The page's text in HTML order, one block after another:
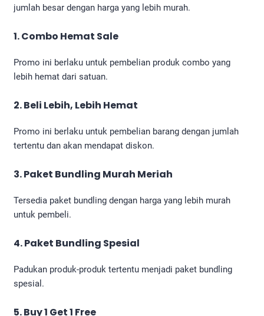
jumlah besar dengan harga yang lebih murah.
1. Combo Hemat Sale
Promo ini berlaku untuk pembelian produk combo yang
lebih hemat dari satuan.
2. Beli Lebih, Lebih Hemat
Promo ini berlaku untuk pembelian barang dengan jumlah
tertentu dan akan mendapat diskon.
3. Paket Bundling Murah Meriah
Tersedia paket bundling dengan harga yang lebih murah
untuk pembeli.
4. Paket Bundling Spesial
Padukan produk-produk tertentu menjadi paket bundling
spesial.
5. Buy 1 Get 1 Free